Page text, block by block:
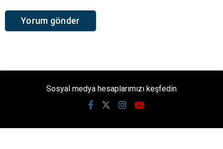
Sosyal medya hesaplarımızı keşfedin